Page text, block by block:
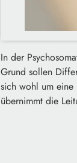
In der
Grund sollen
sich wohl um
übernimmt die